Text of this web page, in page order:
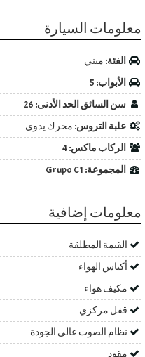
معلومات السيارة
الفئة: ميني
الأبواب:
سن السائق الحد الأدنى:
علبة التروس: محرك يدوي
الركاب ماكس:
المجموعة:
معلومات إضافية
القيمة المطلقة
أكياس الهواء
مكيف هواء
قفل مركزي
نظام الصوت عالي الجودة
مقود